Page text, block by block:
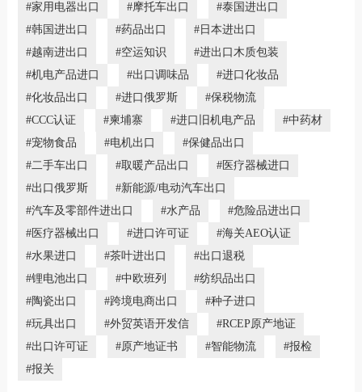
#家用电器出口
#摩托车出口
#泰国进出口
#韩国进出口
#药品出口
#日本进出口
#越南进出口
#空运知识
#进出口木质包装
#机电产品进口
#出口调味品
#进口化妆品
#化妆品出口
#进口俄罗斯
#保税物流
#CCC认证
#柬埔寨 #进口旧机电产品
#中药材
#宠物食品
#电机出口
#保健品出口
#二手车出口
#取暖产品出口
#医疗器械进口
#出口俄罗斯
#新能源/电动汽车出口
#汽车及零部件进出口
#水产品
#危险品进出口
#医疗器械出口
#进口许可证
#海关AEO认证
#水果进口
#茶叶进出口
#出口退税
#锂电池出口
#中欧班列
#纺织品出口
#陶瓷出口
#跨境电商出口
#种子进口
#玩具出口
#外贸英语开发信
#RCEP原产地证
#出口许可证
#原产地证书 #智能物流
#报检
#报关